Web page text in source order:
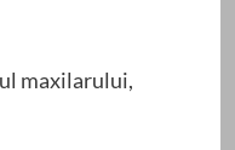
maxilarului,